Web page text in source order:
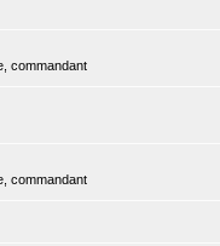
commandant
commandant